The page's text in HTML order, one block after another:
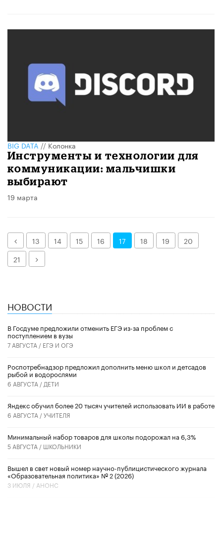
BIG DATA//Колонка
Инструменты и технологии для
коммуникации: мальчишки
выбирают
19 марта
Назад13 14 15 16 17 18 19
20
21
Далее
НОВОСТИ
В Госдуме предложили отменить ЕГЭ из-за проблем с
поступлением в вузы
7 АВГУСТА / ЕГЭ И ОГЭ
Роспотребнадзор предложил дополнить меню школ и детсадов
рыбой и водорослями
6 АВГУСТА / ДЕТИ
​Яндекс обучил более 20 тысяч учителей использовать ИИ в работе
6 АВГУСТА /УЧИТЕЛЯ
Минимальный набор товаров для школы подорожал на 6,3%
5 АВГУСТА / ШКОЛЬНИКИ
Вышел в свет новый номер научно-публицистического журнала
«Образовательная политика» № 2 (2026)
3 ИЮЛЯ / АНОНС